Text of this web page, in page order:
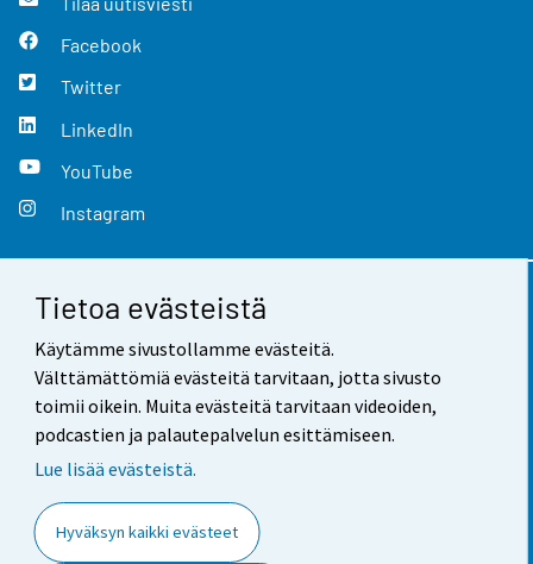
Tietoa evästeistä
Käytämme sivustollamme evästeitä.
Välttämättömiä evästeitä tarvitaan, jotta sivusto
toimii oikein. Muita evästeitä tarvitaan videoiden,
podcastien ja palautepalvelun esittämiseen.
Lue lisää evästeistä.
Hyväksyn kaikki evästeet
Facebook
Twitter
LinkedIn
YouTube
Instagram
Yhteystiedot
Palaute
Käyttöehdot
Saavutettavuus
Tietoa sivustosta